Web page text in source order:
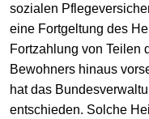
sozialen
eine Fortgeltung des
Fortzahlung von Teilen
Bewohners hinaus
hat das
entschieden. Solche